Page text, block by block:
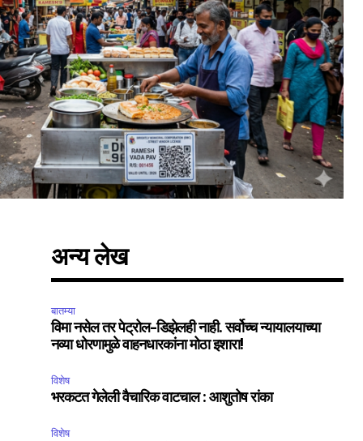
अन्य लेख
बातम्या
विमा नसेल तर पेट्रोल-डिझेलही नाही. सर्वोच्च न्यायालयाच्या
नव्या धोरणामुळे वाहनधारकांना मोठा इशारा!
विशेष
भरकटत गेलेली वैचारिक वाटचाल : आशुतोष रांका
विशेष